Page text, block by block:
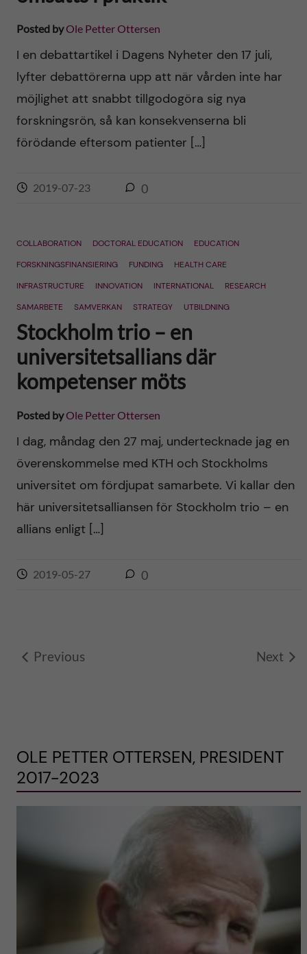
Posted byOle Petter Ottersen
I en debattartikel i Dagens Nyheter den 17 juli,
lyfter debattörerna upp att när vården inte har
möjlighet att snabbt tillgodogöra sig nya
forskningsrön, så kan konsekvenserna bli
förödande eftersom patienter […]
2019-07-23 0
COLLABORATION DOCTORAL EDUCATION
EDUCATION
FORSKNINGSFINANSIERING
FUNDING
HEALTH CARE
INFRASTRUCTURE
INNOVATION INTERNATIONAL
RESEARCH
SAMARBETE
SAMVERKAN STRATEGY UTBILDNING
Stockholm trio – en
universitetsallians där
kompetenser möts
Posted byOle Petter Ottersen
I dag, måndag den 27 maj, undertecknade jag en
överenskommelse med KTH och Stockholms
universitet om fördjupat samarbete. Vi kallar den
här universitetsalliansen för Stockholm trio – en
allians enligt […]
2019-05-27 0
Previous Next
OLE PETTER OTTERSEN, PRESIDENT
2017-2023